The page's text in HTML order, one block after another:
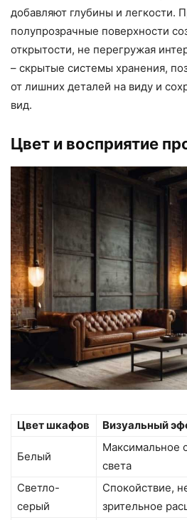
добавляют глубины и легкости.
полупрозрачные поверхности
открытости, не перегружая
– скрытые системы хранения,
от лишних деталей на виду и
вид.
Цвет и восприятие
Цвет шкафов Визуальный
Белый
Максимальное
света
Светло-
серый
Спокойствие,
зрительное